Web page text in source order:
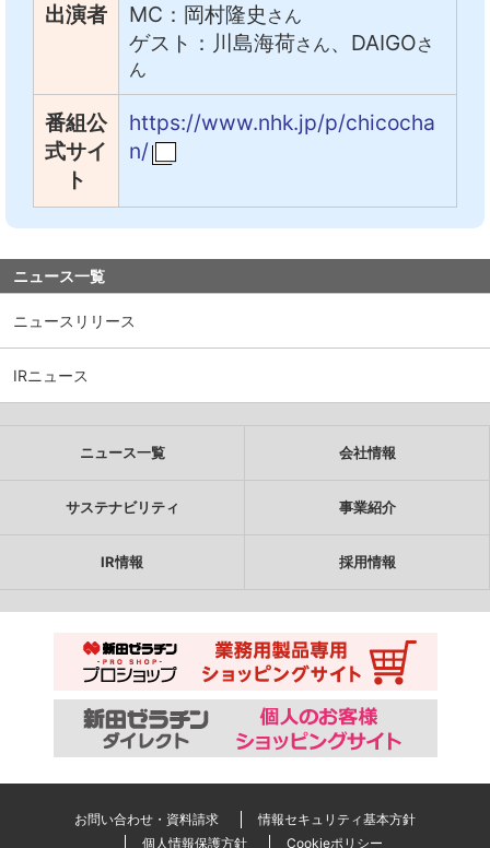
ニュース一覧
ニュースリリース
IRニュース
出演者 MC：岡村隆史 さん
ゲスト：川島海荷さん、DAIGOさ
ん
番組公
式サイ
ト
https://www.nhk.jp/p/chicocha
n/
ニュース一覧 会社情報
サステナビリティ 事業紹介
IR情報 採用情報
お問い合わせ・資料請求
情報セキュリティ基本方針
個人情報保護方針
Cookieポリシー